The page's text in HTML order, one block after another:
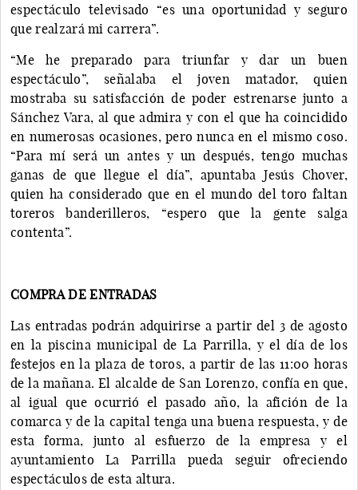
espectáculo televisado “es una oportunidad y seguro
que realzará mi carrera”.
“Me he preparado para triunfar y dar un buen
espectáculo”, señalaba el joven matador, quien
mostraba su satisfacción de poder estrenarse junto a
Sánchez Vara, al que admira y con el que ha coincidido
en numerosas ocasiones, pero nunca en el mismo coso.
“Para mí será un antes y un después, tengo muchas
ganas de que llegue el día”, apuntaba Jesús Chover,
quien ha considerado que en el mundo del toro faltan
toreros banderilleros, “espero que la gente salga
contenta”.
COMPRA DE ENTRADAS
Las entradas podrán adquirirse a partir del 3 de agosto
en la piscina municipal de La Parrilla, y el día de los
festejos en la plaza de toros, a partir de las 11:00 horas
de la mañana. El alcalde de San Lorenzo, confía en que,
al igual que ocurrió el pasado año, la afición de la
comarca y de la capital tenga una buena respuesta, y de
esta forma, junto al esfuerzo de la empresa y el
ayuntamiento La Parrilla pueda seguir ofreciendo
espectáculos de esta altura.